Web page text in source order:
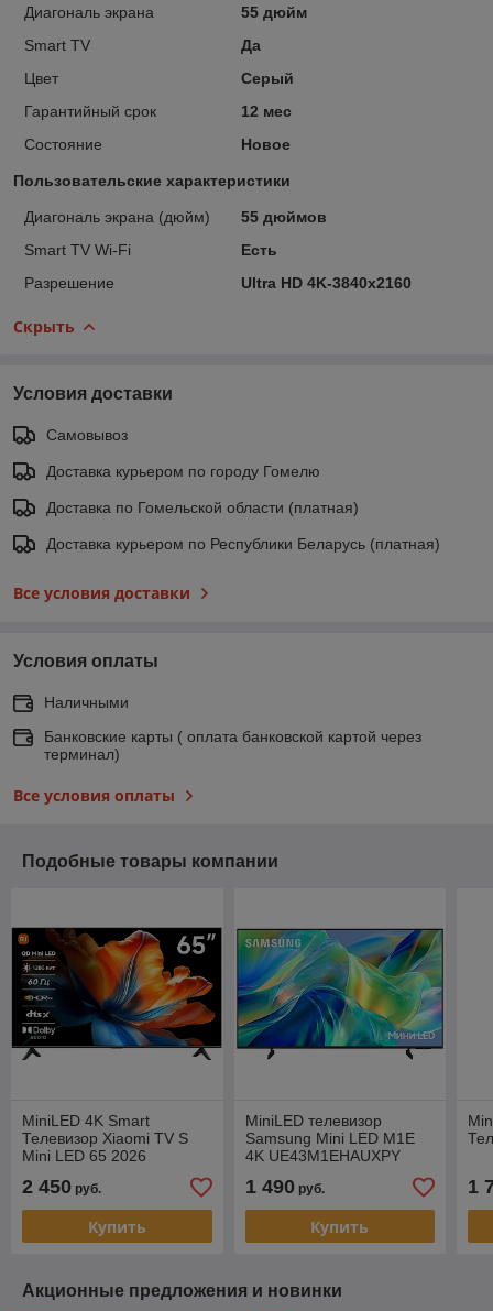
Диагональ экрана
55 дюйм
Smart TV
Да
Цвет
Серый
Гарантийный срок
12 мес
Состояние
Новое
Пользовательские характеристики
Диагональ экрана (дюйм)
55 дюймов
Smart TV Wi-Fi
Есть
Разрешение
Ultra HD 4K-3840x2160
Скрыть
Условия доставки
Самовывоз
Доставка курьером по городу Гомелю
Доставка по Гомельской области (платная)
Доставка курьером по Республики Беларусь (платная)
Все условия доставки
Условия оплаты
Наличными
Банковские карты ( оплата банковской картой через
терминал)
Все условия оплаты
Подобные товары компании
MiniLED 4K Smart
Телевизор Xiaomi TV S
Mini LED 65 2026
2 450 руб.
Купить
MiniLED телевизор
Samsung Mini LED M1E
4K UE43M1EHAUXPY
1 490руб.
Купить
1
Акционные предложения и новинки